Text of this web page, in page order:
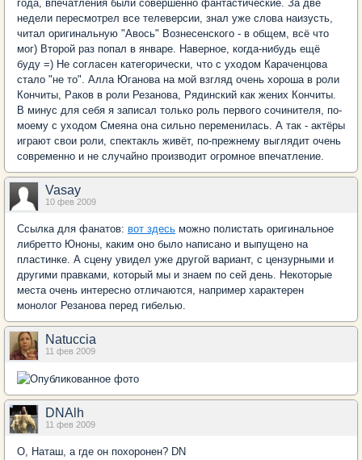
года, впечатления были совершенно фантастические. За две
недели пересмотрел все телеверсии, знал уже слова наизусть,
читал оригинальную "Авось" Вознесенского - в общем, всё что
мог) Второй раз попал в январе. Наверное, когда-нибудь ещё
буду =) Не согласен категорически, что с уходом Караченцова
стало "не то". Алла Юганова на мой взгляд очень хороша в роли
Кончиты, Раков в роли Резанова, Рядинский как жених Кончиты.
В минус для себя я записал только роль первого сочинителя, по-
моему с уходом Смеяна она сильно переменилась. А так - актёры
играют свои роли, спектакль живёт, по-прежнему выглядит очень
современно и не случайно производит огромное впечатление.
Vasay
10 фев 2009
Ссылка для фанатов: вот здесь можно полистать оригинальное
либретто Юноны, каким оно было написано и выпущено на
пластинке. А сцену увидел уже другой вариант, с цензурными и
другими правками, который мы и знаем по сей день. Некоторые
места очень интересно отличаются, например характерен
монолог Резанова перед гибелью.
Natuccia
11 фев 2009
DNAlh
11 фев 2009
О, Наташ, а где он похоронен? DN